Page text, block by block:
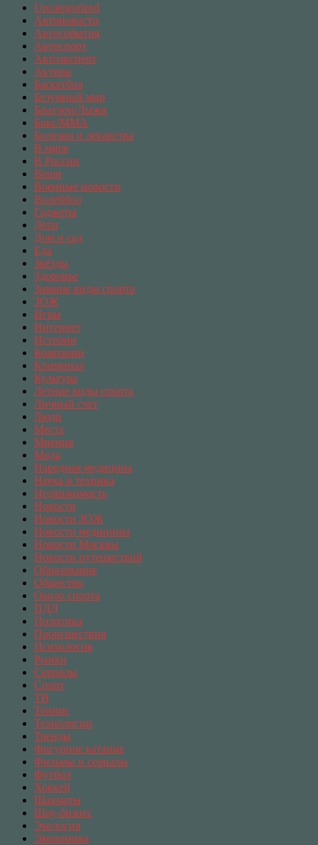
Uncategorized
Автоновости
Автособытия
Автоспорт
Автоэксперт
Актеры
Баскетбол
Безумный мир
Биатлон/Лыжи
Бокс/MMA
Болезни и лекарства
В мире
В России
Вещи
Военные новости
Волейбол
Гаджеты
Дети
Дом и сад
Еда
Звёзды
Здоровье
Зимние виды спорта
ЗОЖ
Игры
Интернет
Истории
Компании
Криминал
Культура
Летние виды спорта
Личный счет
Люди
Места
Мнения
Мода
Народная медицина
Наука и техника
Недвижимость
Новости
Новости ЗОЖ
Новости медицины
Новости Москвы
Новости путешествий
Образование
Общество
Около спорта
ПДД
Политика
Происшествия
Психология
Рынки
Сериалы
Спорт
ТВ
Теннис
Технологии
Тренды
Фигурное катание
Фильмы и сериалы
Футбол
Хоккей
Шахматы
Шоу-бизнес
Экология
Экономика